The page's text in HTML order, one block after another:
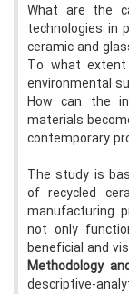
What are the
technologies in
ceramic and
To what
environmental
How can the
materials
contemporary
The study is
of recycled
manufacturing
not only
beneficial and
Methodology
descriptive-